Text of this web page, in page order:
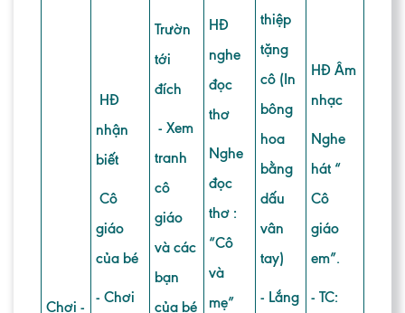
Chơi -
HĐ
nhận
biết
Cô
giáo
của bé
- Chơi
Trườn
tới
đích
- Xem
tranh
cô
giáo
và các
bạn
của bé
HĐ
nghe
đọc
thơ
Nghe
đọc
thơ :
“Cô
và
mẹ”
thiệp
tặng
cô (In
bông
hoa
bằng
dấu
vân
tay)
- Lắng
HĐ Âm
nhạc
Nghe
hát “
Cô
giáo
em”.
- TC: